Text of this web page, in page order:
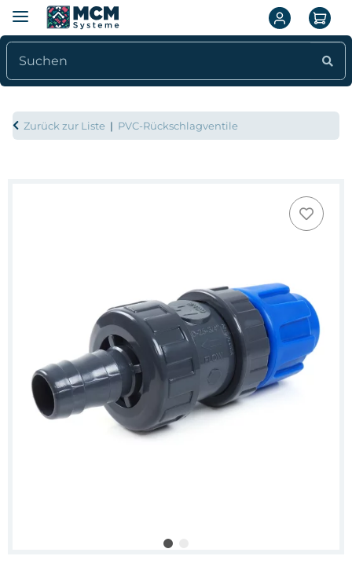
Zurück zur Liste PVC-Rückschlagventile